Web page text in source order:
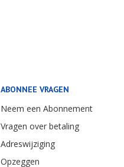
ABONNEE VRAGEN
Neem een Abonnement
Vragen over betaling
Adreswijziging
Opzeggen